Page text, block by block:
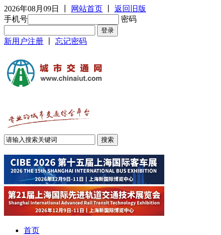
2026年08月09日 网站首页
返回旧版
手机号
密码
新用户注册 忘记密码
首页